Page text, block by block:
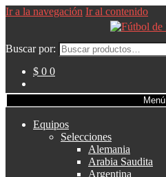
Ir a la navegación Ir al contenido
Buscar por:
$ 0 0
Menú
Equipos
Selecciones
Alemania
Arabia Saudita
Argentina